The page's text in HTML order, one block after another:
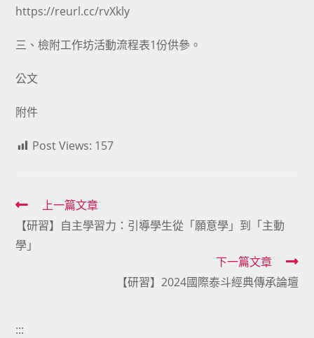
https://reurl.cc/rvXkly
三、檢附工作坊活動流程表1份供參。
公文
附件
Post Views: 157
Read
more
articles
上一篇文章
【研習】自主學習力：引導學生從「願意學」到「主動
學」
下一篇文章
【研習】2024國際泰斗經典傳承論壇
:::